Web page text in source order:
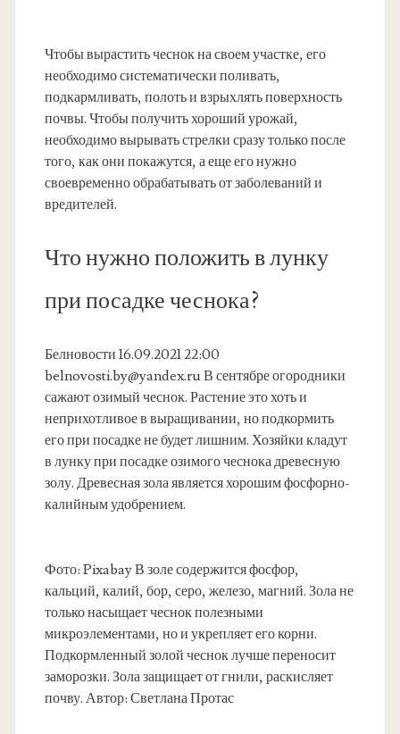
Чтобы вырастить чеснок на своем участке, его
необходимо систематически поливать,
подкармливать, полоть и взрыхлять поверхность
почвы. Чтобы получить хороший урожай,
необходимо вырывать стрелки сразу только после
того, как они покажутся, а еще его нужно
своевременно обрабатывать от заболеваний и
вредителей.
Что нужно положить в лунку
при посадке чеснока?
Белновости 16.09.2021 22:00
belnovosti.by@yandex.ruВ сентябре огородники
сажают озимый чеснок. Растение это хоть и
неприхотливое в выращивании, но подкормить
его при посадке не будет лишним. Хозяйки кладут
в лунку при посадке озимого чеснока древесную
золу. Древесная зола является хорошим фосфорно-
калийным удобрением.
Фото: Pixabay В золе содержится фосфор,
кальций, калий, бор, серо, железо, магний. Зола не
только насыщает чеснок полезными
микроэлементами, но и укрепляет его корни.
Подкормленный золой чеснок лучше переносит
заморозки. Зола защищает от гнили, раскисляет
почву. Автор: Светлана Протас